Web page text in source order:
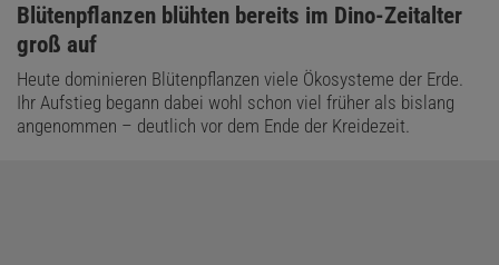
:
Blütenpflanzen blühten bereits im Dino-Zeitalter
groß auf
Heute dominieren Blütenpflanzen viele Ökosysteme der Erde.
Ihr Aufstieg begann dabei wohl schon viel früher als bislang
angenommen – deutlich vor dem Ende der Kreidezeit.